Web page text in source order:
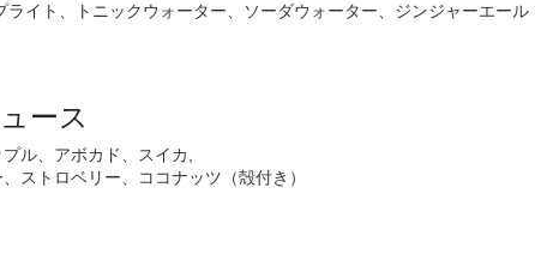
イト、トニックウォーター、ソーダウォーター、ジンジャーエール
ース
ル、アボカド、スイカ,
ストロベリー、ココナッツ（殻付き）